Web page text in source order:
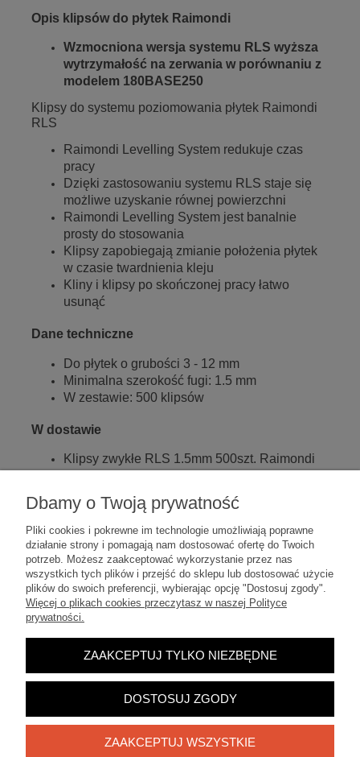
Opis klipsów do płytek Raimondi
Wzmocniona wersja systemu RLS wyższa
wytrzymałość na zerwania w porównaniu z
modelem 180BASE250
Klipsy do systemu poziomowania płytek Raimondi
RLS
Raimondi Levelling System redukuje czas
pracy
Dzięki zastosowaniu systemu RLS staje się
możliwe uzyskanie równej powierzchni
Raimondi Levelling System jest banalnie
prosty do stosowania
Klipsy zapobiegają zmianie położenia płytek
w czasie twardnienia kleju
Kliny i klipsy po skończonej pracy łatwo
usunąć
Dane techniczne
Do płytek o grubości 3 - 12 mm
Minimalna szerokość fugi: 1.5 mm
W zestawie: 500 klipsów
W dostawie
Klipsy zwykłe RLS 1.5mm 500szt. Raimondi
Moje konto
Pomoc
Płatności i dostawa
O nas
Dbamy o Twoją prywatność
Pliki cookies i pokrewne im technologie umożliwiają poprawne
działanie strony i pomagają nam dostosować ofertę do Twoich
potrzeb. Możesz zaakceptować wykorzystanie przez nas
wszystkich tych plików i przejść do sklepu lub dostosować użycie
plików do swoich preferencji, wybierając opcję "Dostosuj zgody".
Więcej o plikach cookies przeczytasz w naszej Polityce
prywatności.
ZAAKCEPTUJ TYLKO NIEZBĘDNE
DOSTOSUJ ZGODY
ZAAKCEPTUJ WSZYSTKIE